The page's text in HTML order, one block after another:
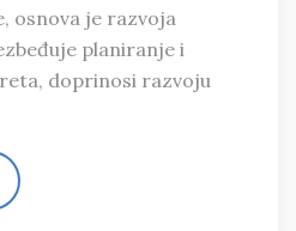
osnova je razvoja
planiranje i
doprinosi razvoju